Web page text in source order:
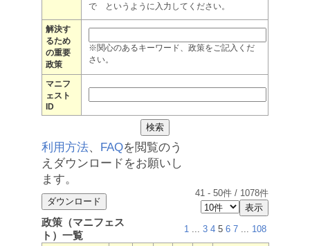
で というように入力してください。
解決す
るため
の重要
政策
※関心のあるキーワード、政策をご記入くだ
さい。
マニフ
ェスト
ID
利用方法、 FAQを閲覧のう
えダウンロードをお願いし
ます。
41 - 50件 / 1078件
政策（マニフェス
ト）一覧
1 ... 3 4 5 6 7 ... 108